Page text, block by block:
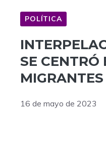
POLÍTICA
SE CENTRÓ
16 de mayo de 2023